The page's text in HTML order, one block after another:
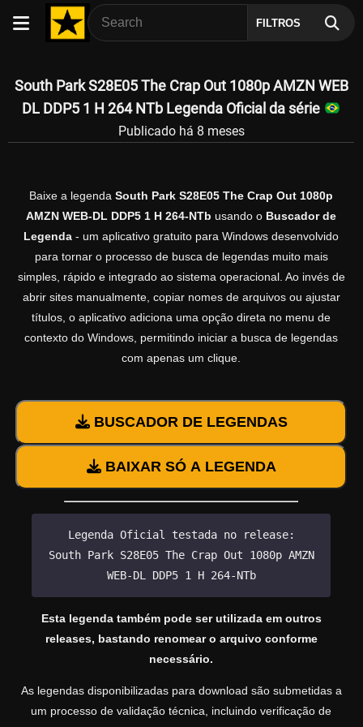
FILTROS
South Park S28E05 The Crap Out 1080p AMZN WEB
DL DDP5 1 H 264 NTb Legenda Oficial da série
Publicado há 8 meses
Baixe a legenda South Park S28E05 The Crap Out 1080p
AMZN WEB-DL DDP5 1 H 264-NTb usando o Buscador de
Legenda - um aplicativo gratuito para Windows desenvolvido
para tornar o processo de busca de legendas muito mais
simples, rápido e integrado ao sistema operacional. Ao invés de
abrir sites manualmente, copiar nomes de arquivos ou ajustar
títulos, o aplicativo adiciona uma opção direta no menu de
contexto do Windows, permitindo iniciar a busca de legendas
com apenas um clique.
BUSCADOR DE LEGENDAS
BAIXAR SÓ A LEGENDA
Legenda Oficial testada no release:
South Park S28E05 The Crap Out 1080p AMZN
WEB-DL DDP5 1 H 264-NTb
Esta legenda também pode ser utilizada em outros
releases, bastando renomear o arquivo conforme
necessário.
As legendas disponibilizadas para download são submetidas a
um processo de validação técnica, incluindo verificação de